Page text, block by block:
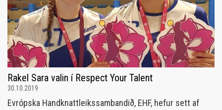
Rakel Sara valin í Respect Your Talent
30.10.2019
Evrópska Handknattleikssambandið, EHF, hefur sett af